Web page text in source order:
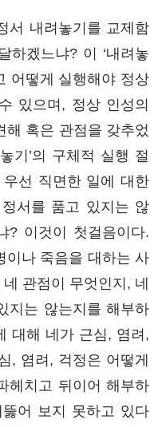
서 내려놓기를 교제함
하겠느냐? 이 ‘내려놓
어떻게 실행해야 정상
있으며, 정상 인성의
해 혹은 관점을 갖추었
기’의 구체적 실행 절
선 직면한 일에 대한
서를 품고 있지는 않
? 이것이 첫걸음이다.
이나 죽음을 대하는 사
관점이 무엇인지, 네
지는 않는지를 해부하
대해 네가 근심, 염려,
, 염려, 걱정은 어떻게
헤치고 뒤이어 해부하
어 보지 못하고 있다